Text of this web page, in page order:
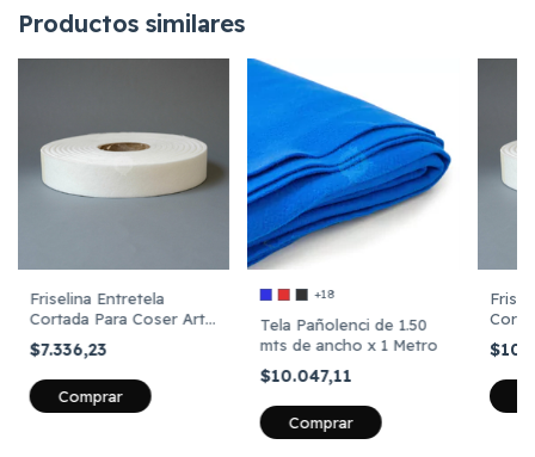
Productos similares
Friselina Entretela
Cortada Para Coser Art
243 Mediana 38 gramos
25mm x 100 Metros
$7.336,23
+18
Tela Pañolenci de 1.50
mts de ancho x 1 Metro
$10.047,11
Comprar
243